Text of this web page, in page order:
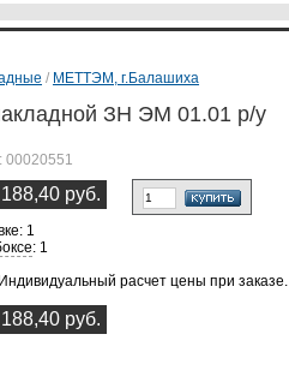
/ МЕТТЭМ, г.Балашиха
ЗН ЭМ 01.01 р/у
00020551
руб.
1
: 1
расчет цены при заказе.
руб.